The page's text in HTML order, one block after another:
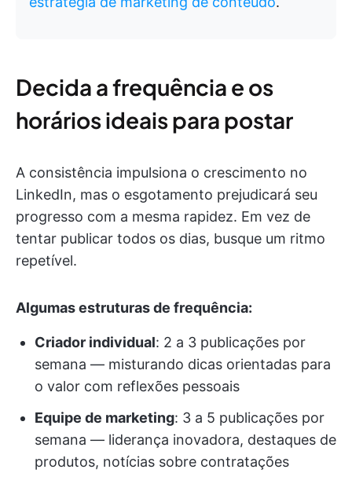
Decida a frequência e os
horários ideais para postar
A consistência impulsiona o crescimento no
LinkedIn, mas o esgotamento prejudicará seu
progresso com a mesma rapidez. Em vez de
tentar publicar todos os dias, busque um ritmo
repetível.
Algumas estruturas de frequência:
Criador individual: 2 a 3 publicações por
semana — misturando dicas orientadas para
o valor com reflexões pessoais
Equipe de marketing: 3 a 5 publicações por
semana — liderança inovadora, destaques de
produtos, notícias sobre contratações